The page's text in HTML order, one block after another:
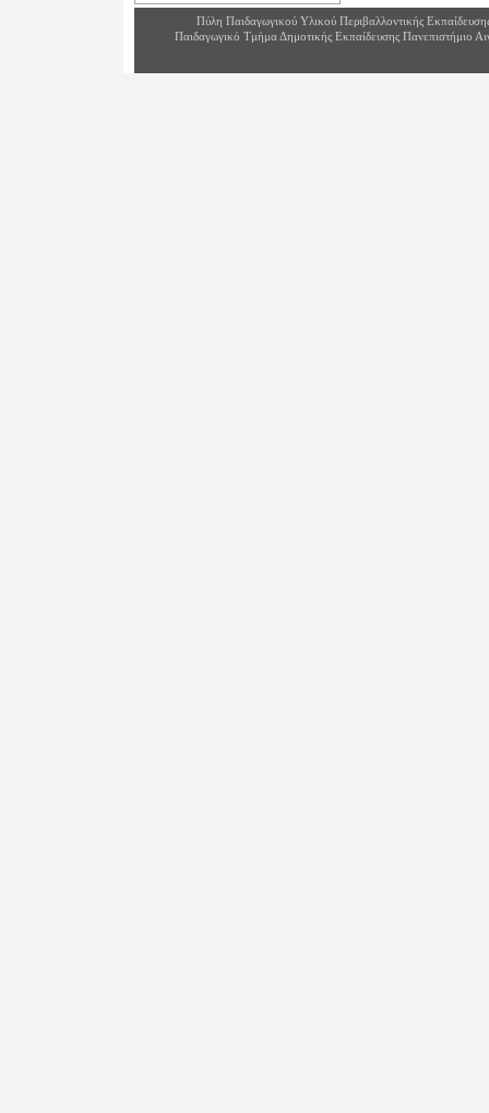
Πύλη Παιδαγωγικού Υλικού Περιβαλλοντικής
Παιδαγωγικό Τμήμα Δημοτικής Εκπαίδευσης Πανεπιστήμιο